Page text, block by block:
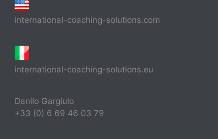
international-coaching-solutions.com
international-coaching-solutions.eu
Danilo Gargiulo
+33 (0) 6 69 46 03 79